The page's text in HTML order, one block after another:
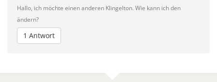
Hallo, ich möchte einen anderen Klingelton. Wie kann ich den
ändern?
1 Antwort